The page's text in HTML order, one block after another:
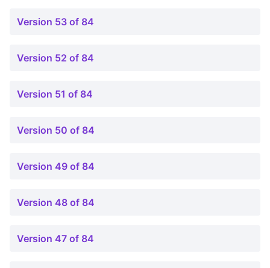
Version 53 of 84
Version 52 of 84
Version 51 of 84
Version 50 of 84
Version 49 of 84
Version 48 of 84
Version 47 of 84